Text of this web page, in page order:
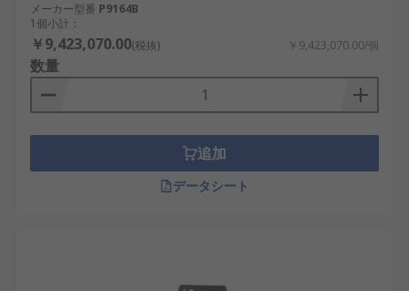
メーカー型番 P9164B
1個小計：
￥9,423,070.00(税抜) ￥9,423,070.00/個
数量
追加
データシート